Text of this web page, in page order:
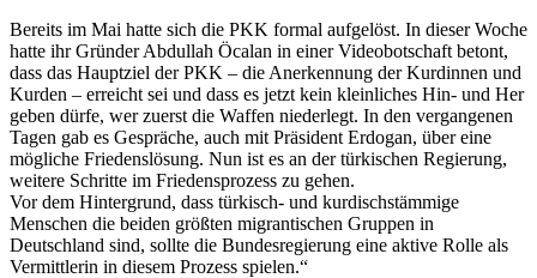
Bereits im Mai hatte sich die PKK formal aufgelöst. In dieser Woche
hatte ihr Gründer Abdullah Öcalan in einer Videobotschaft betont,
dass das Hauptziel der PKK – die Anerkennung der Kurdinnen und
Kurden – erreicht sei und dass es jetzt kein kleinliches Hin- und Her
geben dürfe, wer zuerst die Waffen niederlegt. In den vergangenen
Tagen gab es Gespräche, auch mit Präsident Erdogan, über eine
mögliche Friedenslösung. Nun ist es an der türkischen Regierung,
weitere Schritte im Friedensprozess zu gehen.
Vor dem Hintergrund, dass türkisch- und kurdischstämmige
Menschen die beiden größten migrantischen Gruppen in
Deutschland sind, sollte die Bundesregierung eine aktive Rolle als
Vermittlerin in diesem Prozess spielen.“